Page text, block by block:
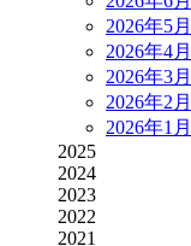
2026年5月
2026年4月
2026年3月
2026年2月
2026年1月
2025
2024
2023
2022
2021